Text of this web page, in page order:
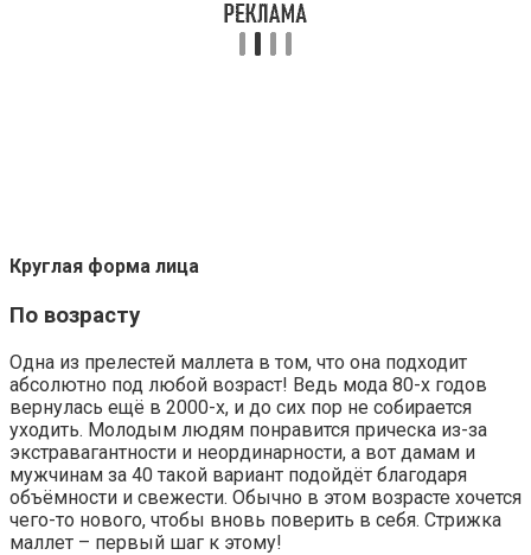
Круглая форма лица
По возрасту
Одна из прелестей маллета в том, что она подходит
абсолютно под любой возраст! Ведь мода 80-х годов
вернулась ещё в 2000-х, и до сих пор не собирается
уходить. Молодым людям понравится прическа из-за
экстравагантности и неординарности, а вот дамам и
мужчинам за 40 такой вариант подойдёт благодаря
объёмности и свежести. Обычно в этом возрасте хочется
чего-то нового, чтобы вновь поверить в себя. Стрижка
маллет – первый шаг к этому!